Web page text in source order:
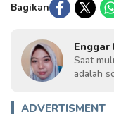
Bagikan
Enggar
Saat
adalah
ADVERTISMENT